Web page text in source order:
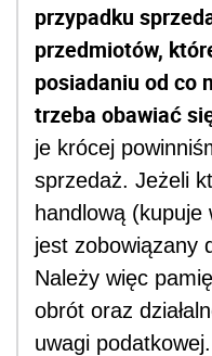
przypadku
przedmiotów,
posiadaniu od co
trzeba obawiać
je krócej
sprzedaż. Jeżeli
handlową
jest zobowiązany
Należy więc
obrót oraz
uwagi podatkowej.